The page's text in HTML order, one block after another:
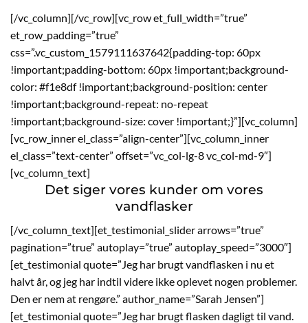
[/vc_column][/vc_row][vc_row et_full_width=”true”
et_row_padding=”true”
css=”.vc_custom_1579111637642{padding-top: 60px
!important;padding-bottom: 60px !important;background-
color: #f1e8df !important;background-position: center
!important;background-repeat: no-repeat
!important;background-size: cover !important;}”][vc_column]
[vc_row_inner el_class=”align-center”][vc_column_inner
el_class=”text-center” offset=”vc_col-lg-8 vc_col-md-9″]
[vc_column_text]
Det siger vores kunder om vores
vandflasker
[/vc_column_text][et_testimonial_slider arrows=”true”
pagination=”true” autoplay=”true” autoplay_speed=”3000″]
[et_testimonial quote=”Jeg har brugt vandflasken i nu et
halvt år, og jeg har indtil videre ikke oplevet nogen problemer.
Den er nem at rengøre.” author_name=”Sarah Jensen”]
[et_testimonial quote=”Jeg har brugt flasken dagligt til vand.